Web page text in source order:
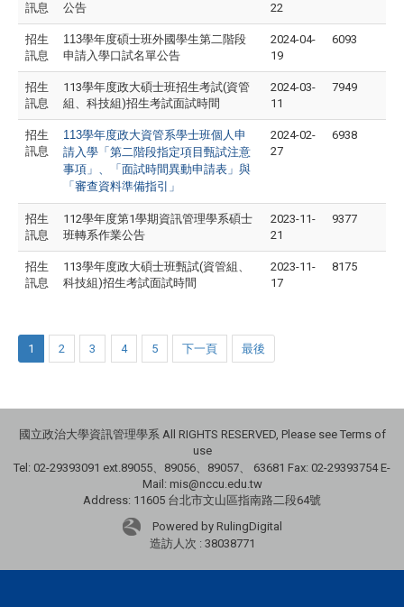
訊息
公告
22
招生
訊息
113學年度碩士班外國學生第二階段
申請入學口試名單公告
2024-04-
19
6093
招生
訊息
113學年度政大碩士班招生考試(資管
組、科技組)招生考試面試時間
2024-03-
11
7949
招生
訊息
113學年度政大資管系學士班個人申
請入學「第二階段指定項目甄試注意
事項」、「面試時間異動申請表」與
「審查資料準備指引」
2024-02-
27
6938
招生
訊息
112學年度第1學期資訊管理學系碩士
班轉系作業公告
2023-11-
21
9377
招生
訊息
113學年度政大碩士班甄試(資管組、
科技組)招生考試面試時間
2023-11-
17
8175
1 2 3 4 5 下一頁 最後
國立政治大學資訊管理學系 All RIGHTS RESERVED, Please see Terms of
use
Tel: 02-29393091 ext.89055、89056、89057、
63681 Fax: 02-29393754 E-
Mail: mis@nccu.edu.tw
Address: 11605 台北市文山區指南路二段64號
Powered by RulingDigital
造訪人次 : 38038771